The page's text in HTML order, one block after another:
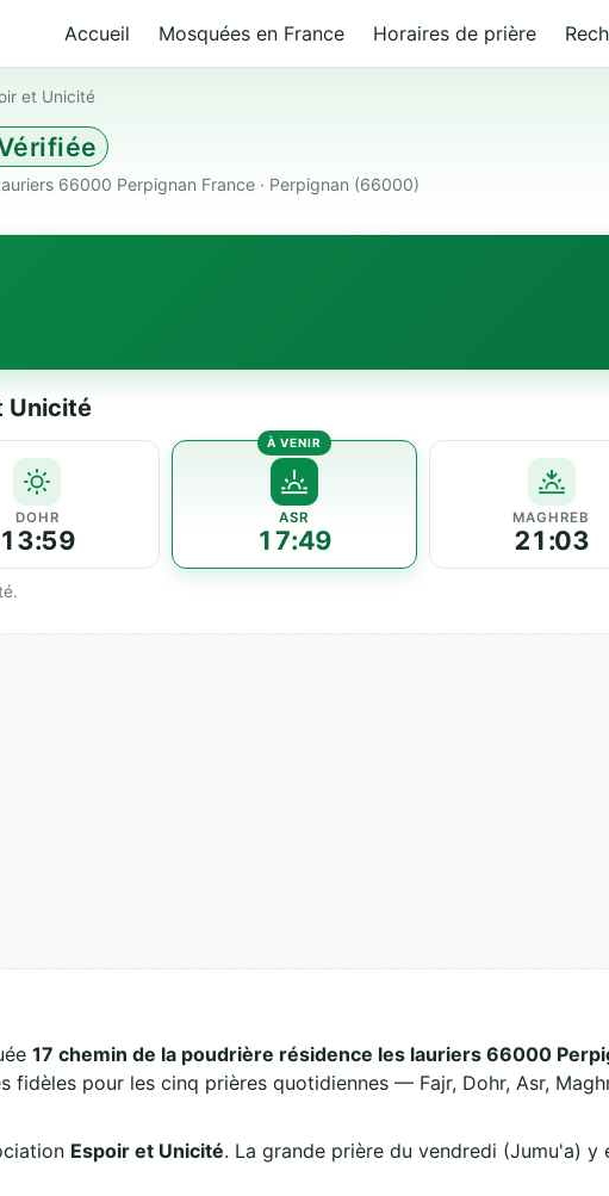
Accueil Mosquées en France Horaires de prière
et Unicité
66000 Perpignan France · Perpignan (66000)
Unicité
DOHR
13:59
ASR
17:49
MAGHREB
21:03
17 chemin de la poudrière résidence les lauriers 66000
fidèles pour les cinq prières quotidiennes — Fajr, Dohr, Asr,
Espoir et Unicité. La grande prière du vendredi (Jumu'a) y